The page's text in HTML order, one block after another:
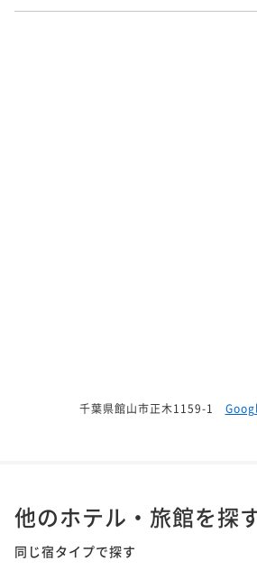
千葉県館山市正木1159-1
他のホテル・旅館を探
同じ宿タイプで探す